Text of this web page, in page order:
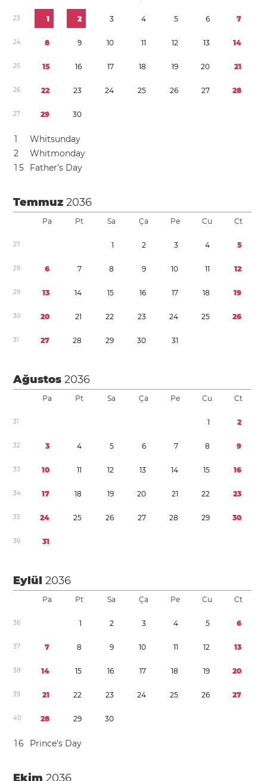
23 1 2 3 4 5 6 7
24 8 9 10 11 12 13 14
25 15 16 17 18 19 20 21
26 22 23 24 25 26 27 28
27 29 30
1
Whitsunday
2
Whitmonday
1 5 Father’s Day
Temmuz2036
Pa Pt Sa Ça Pe Cu Ct
27 1 2 3 4 5
28 6 7 8 9 10 11 12
29 13 14 15 16 17 18 19
30 20 21 22 23 24 25 26
31 27 28 29 30 31
Ağustos2036
Pa Pt Sa Ça Pe Cu Ct
31 1 2
32 3 4 5 6 7 8 9
33 10 11 12 13 14 15 16
34 17 18 19 20 21 22 23
35 24 25 26 27 28 29 30
36 31
Eylül2036
Pa Pt Sa Ça Pe Cu Ct
36 1 2 3 4 5 6
37 7 8 9 10 11 12 13
38 14 15 16 17 18 19 20
39 21 22 23 24 25 26 27
40 28 29 30
16 Prince’s Day
Ekim2036